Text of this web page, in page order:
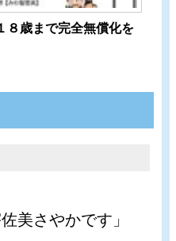
歳まで完全無償化を
美さやかです」